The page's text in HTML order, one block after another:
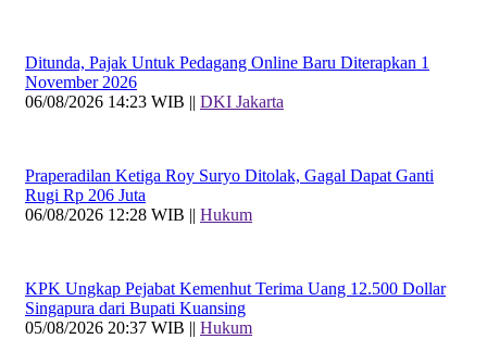
Ditunda, Pajak Untuk Pedagang Online Baru Diterapkan 1
November 2026
06/08/2026 14:23 WIB || DKI Jakarta
Praperadilan Ketiga Roy Suryo Ditolak, Gagal Dapat Ganti
Rugi Rp 206 Juta
06/08/2026 12:28 WIB || Hukum
KPK Ungkap Pejabat Kemenhut Terima Uang 12.500 Dollar
Singapura dari Bupati Kuansing
05/08/2026 20:37 WIB || Hukum